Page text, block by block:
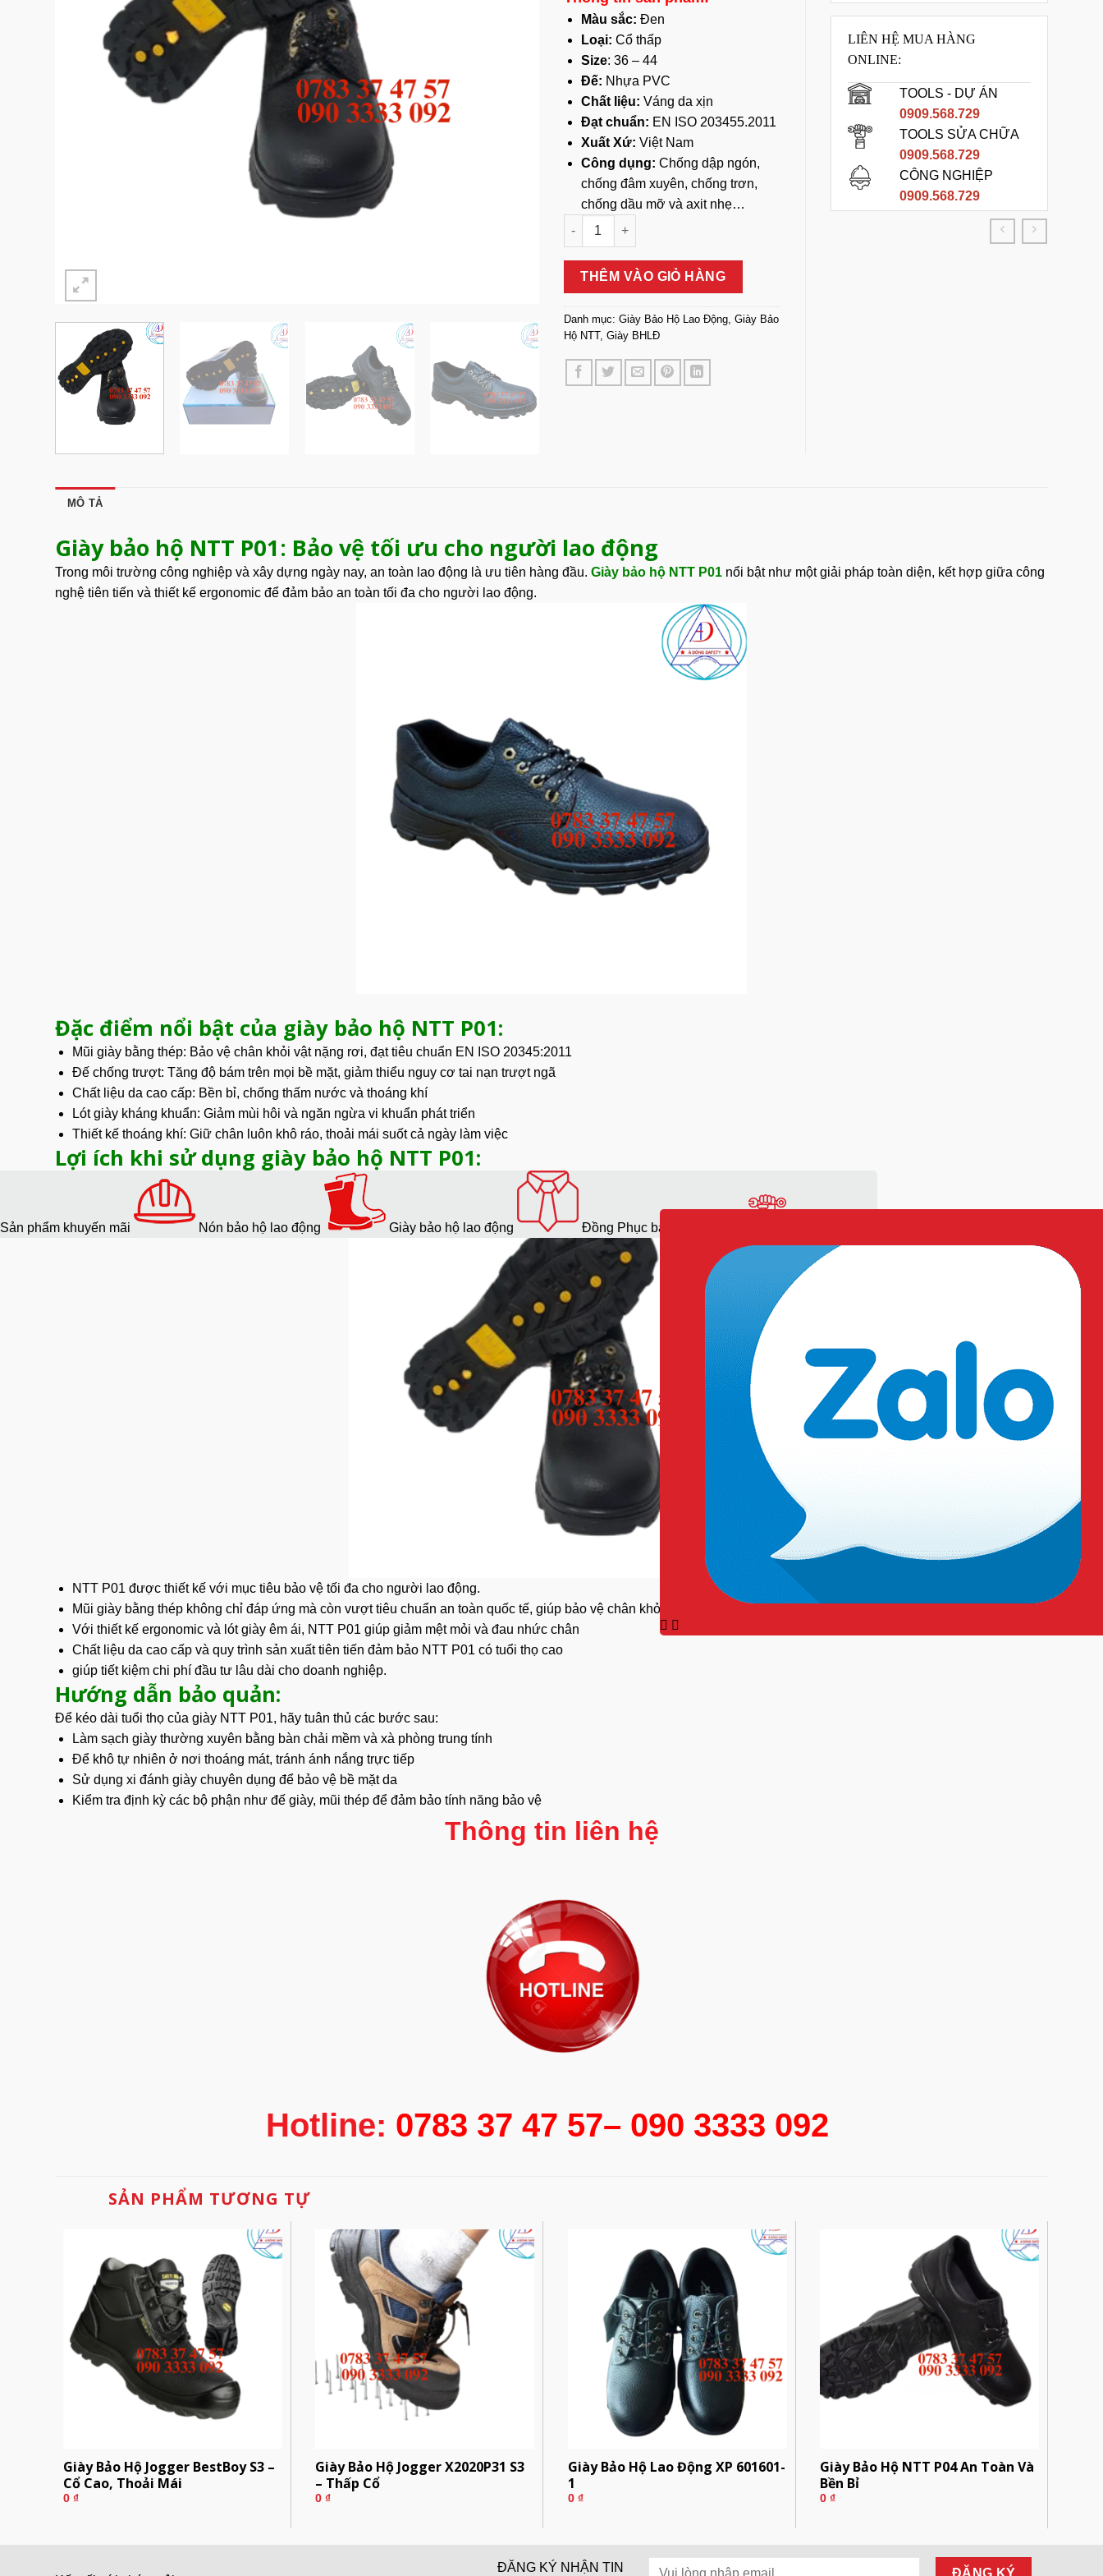
Màu sắc: Đen
Loại: Cổ thấp
Size: 36 – 44
Đế: Nhựa PVC
Chất liệu: Váng da xịn
Đạt chuẩn: EN ISO 203455.2011
Xuất Xứ: Việt Nam
Công dụng: Chống dập ngón,
chống đâm xuyên, chống trơn,
chống dầu mỡ và axit nhẹ…
Giày Bảo Hộ NTT P01 – Giá Tốt, Bền, Đẹp số lượng
THÊM VÀO GIỎ HÀNG
Danh mục: Giày Bảo Hộ Lao Động Giày Bảo
Hộ NTT, Giày BHLĐ
LIÊN HỆ MUA HÀNG
ONLINE:
TOOLS - DỰ ÁN
0909.568.729
TOOLS SỬA CHỮA
0909.568.729
CÔNG NGHIỆP
0909.568.729
MÔ TẢ
Giày bảo hộ NTT P01: Bảo vệ tối ưu cho người lao động
Trong môi trường công nghiệp và xây dựng ngày nay, an toàn lao động là ưu tiên hàng đầu. Giày bảo hộ NTT P01 nổi bật như một giải pháp toàn diện, kết hợp giữa công
nghệ tiên tiến và thiết kế ergonomic để đảm bảo an toàn tối đa cho người lao động.
Đặc điểm nổi bật của giày bảo hộ NTT P01:
Mũi giày bằng thép: Bảo vệ chân khỏi vật nặng rơi, đạt tiêu chuẩn EN ISO 20345:2011
Đế chống trượt: Tăng độ bám trên mọi bề mặt, giảm thiểu nguy cơ tai nạn trượt ngã
Chất liệu da cao cấp: Bền bỉ, chống thấm nước và thoáng khí
Lót giày kháng khuẩn: Giảm mùi hôi và ngăn ngừa vi khuẩn phát triển
Thiết kế thoáng khí: Giữ chân luôn khô ráo, thoải mái suốt cả ngày làm việc
Lợi ích khi sử dụng giày bảo hộ NTT P01:
NTT P01 được thiết kế với mục tiêu bảo vệ tối đa cho người lao động.
Mũi giày bằng thép không chỉ đáp ứng mà còn vượt tiêu chuẩn an toàn quốc tế, giúp bảo vệ chân khỏi các vật nặng rơi trong môi trường làm việc nguy hiểm.
Với thiết kế ergonomic và lót giày êm ái, NTT P01 giúp giảm mệt mỏi và đau nhức chân
Chất liệu da cao cấp và quy trình sản xuất tiên tiến đảm bảo NTT P01 có tuổi thọ cao
giúp tiết kiệm chi phí đầu tư lâu dài cho doanh nghiệp.
Hướng dẫn bảo quản:
Để kéo dài tuổi thọ của giày NTT P01, hãy tuân thủ các bước sau:
Làm sạch giày thường xuyên bằng bàn chải mềm và xà phòng trung tính
Để khô tự nhiên ở nơi thoáng mát, tránh ánh nắng trực tiếp
Sử dụng xi đánh giày chuyên dụng để bảo vệ bề mặt da
Kiểm tra định kỳ các bộ phận như đế giày, mũi thép để đảm bảo tính năng bảo vệ
Thông tin liên hệ
Hotline: 0783 37 47 57– 090 3333 092
SẢN PHẨM TƯƠNG TỰ
Giày Bảo Hộ Jogger BestBoy S3 –
Cổ Cao, Thoải Mái
0 ₫
Giày Bảo Hộ Jogger X2020P31 S3
– Thấp Cổ
0₫
Giày Bảo Hộ Lao Động XP 601601-
1
0 ₫
Giày Bảo Hộ NTT P04 An Toàn Và
Bền Bỉ
0₫
ĐĂNG KÝ NHẬN TIN
Sản phẩm khuyến mãi Nón bảo hộ lao động Giày bảo hộ lao động Đồng Phục bảo hộ lao động